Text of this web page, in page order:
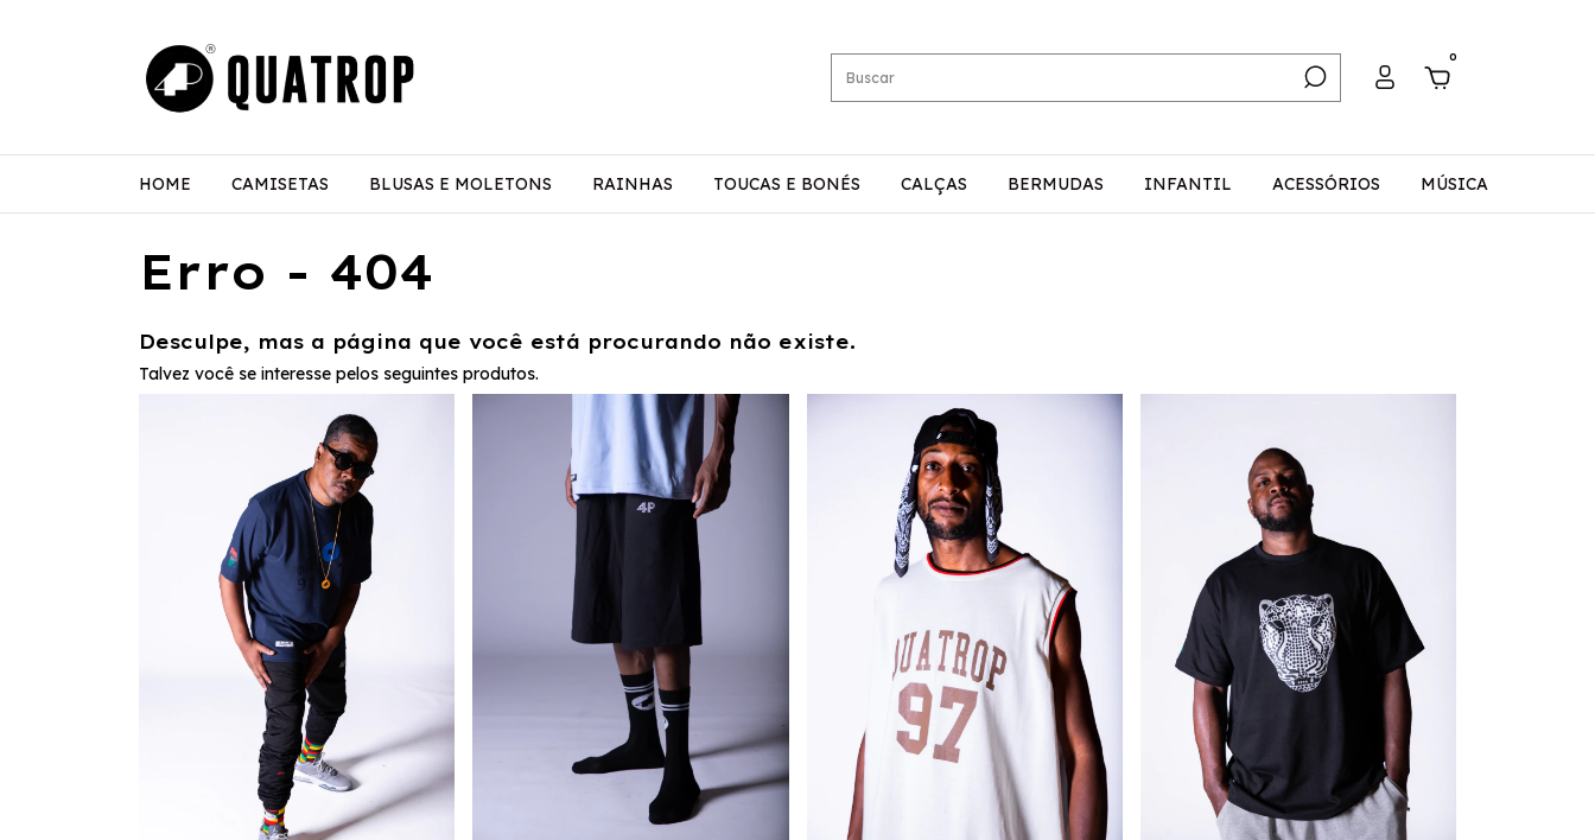
0
HOME CAMISETAS BLUSAS E MOLETONS RAINHAS TOUCAS E BONÉS CALÇAS BERMUDAS INFANTIL ACESSÓRIOS MÚSICA
Erro - 404
Desculpe, mas a página que você está procurando não existe.
Talvez você se interesse pelos seguintes produtos.